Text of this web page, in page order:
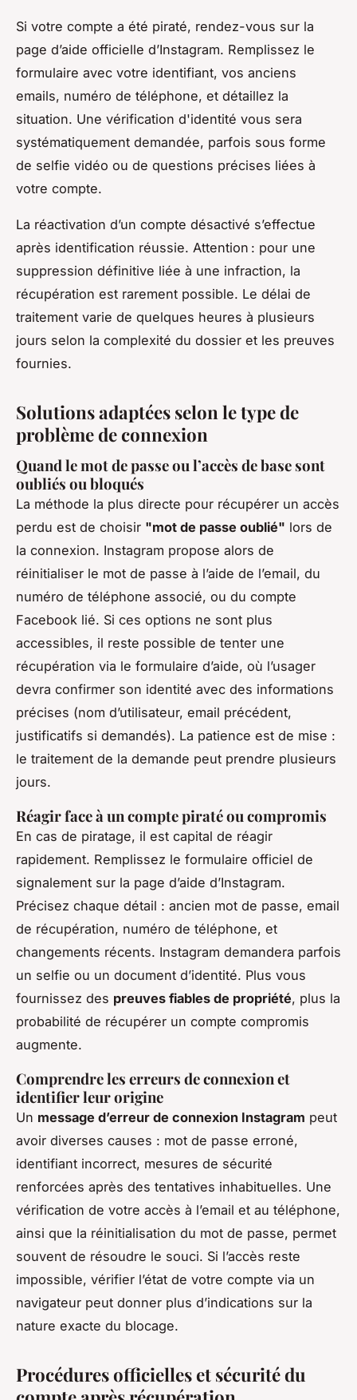
Si votre compte a été piraté, rendez-vous sur la
page d’aide officielle d’Instagram. Remplissez le
formulaire avec votre identifiant, vos anciens
emails, numéro de téléphone, et détaillez la
situation. Une vérification d'identité vous sera
systématiquement demandée, parfois sous forme
de selfie vidéo ou de questions précises liées à
votre compte.
La réactivation d’un compte désactivé s’effectue
après identification réussie. Attention : pour une
suppression définitive liée à une infraction, la
récupération est rarement possible. Le délai de
traitement varie de quelques heures à plusieurs
jours selon la complexité du dossier et les preuves
fournies.
Solutions adaptées selon le type de
problème de connexion
Quand le mot de passe ou l’accès de base sont
oubliés ou bloqués
La méthode la plus directe pour récupérer un accès
perdu est de choisir "mot de passe oublié" lors de
la connexion. Instagram propose alors de
réinitialiser le mot de passe à l’aide de l’email, du
numéro de téléphone associé, ou du compte
Facebook lié. Si ces options ne sont plus
accessibles, il reste possible de tenter une
récupération via le formulaire d’aide, où l’usager
devra confirmer son identité avec des informations
précises (nom d’utilisateur, email précédent,
justificatifs si demandés). La patience est de mise :
le traitement de la demande peut prendre plusieurs
jours.
Réagir face à un compte piraté ou compromis
En cas de piratage, il est capital de réagir
rapidement. Remplissez le formulaire officiel de
signalement sur la page d’aide d’Instagram.
Précisez chaque détail : ancien mot de passe, email
de récupération, numéro de téléphone, et
changements récents. Instagram demandera parfois
un selfie ou un document d’identité. Plus vous
fournissez des preuves fiables de propriété, plus la
probabilité de récupérer un compte compromis
augmente.
Comprendre les erreurs de connexion et
identifier leur origine
Un message d’erreur de connexion Instagram peut
avoir diverses causes : mot de passe erroné,
identifiant incorrect, mesures de sécurité
renforcées après des tentatives inhabituelles. Une
vérification de votre accès à l’email et au téléphone,
ainsi que la réinitialisation du mot de passe, permet
souvent de résoudre le souci. Si l’accès reste
impossible, vérifier l’état de votre compte via un
navigateur peut donner plus d’indications sur la
nature exacte du blocage.
Procédures officielles et sécurité du